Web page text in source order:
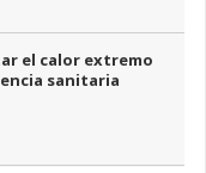
el calor extremo
sanitaria